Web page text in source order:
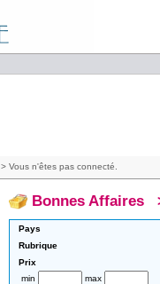
> Vous n'êtes pas connecté.
Bonnes Affaires
Pays
Rubrique
Prix
min
max